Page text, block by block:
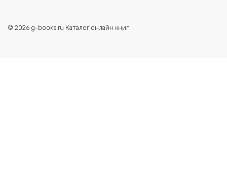
© 2026 g-books.ru Каталог онлайн книг